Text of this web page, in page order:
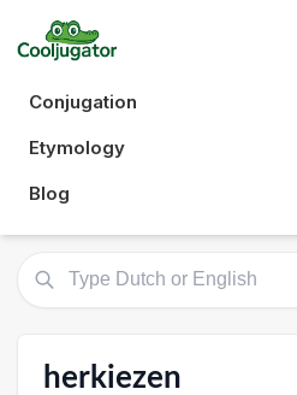
Conjugation
Etymology
Blog
herkiezen